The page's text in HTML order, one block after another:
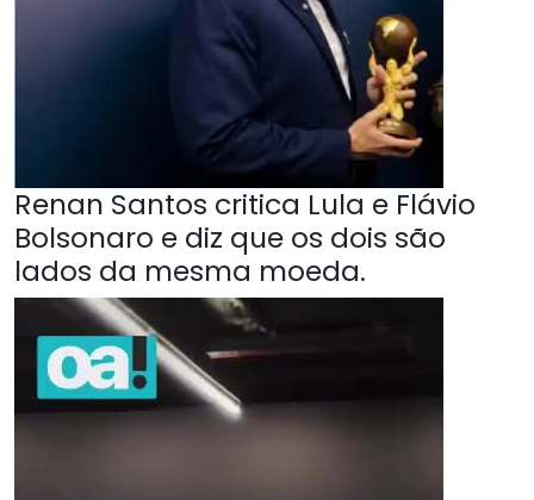
Renan Santos critica Lula e Flávio
Bolsonaro e diz que os dois são
lados da mesma moeda.